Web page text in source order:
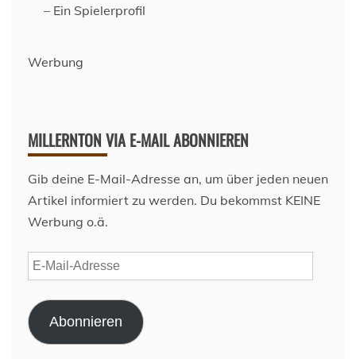
– Ein Spielerprofil
Werbung
MILLERNTON VIA E-MAIL ABONNIEREN
Gib deine E-Mail-Adresse an, um über jeden neuen
Artikel informiert zu werden. Du bekommst KEINE
Werbung o.ä.
E-
Mail-
Adresse
Abonnieren